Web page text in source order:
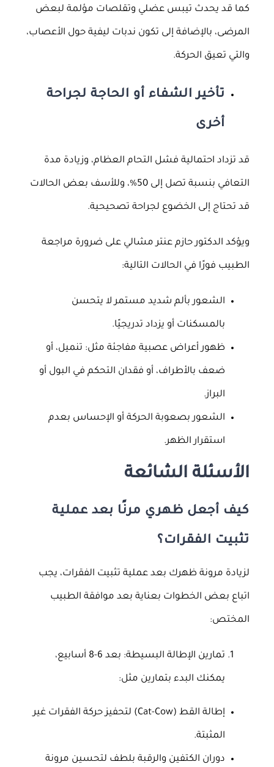
كما قد يحدث تيبس عضلي وتقلصات مؤلمة لبعض
المرضى، بالإضافة إلى تكون ندبات ليفية حول الأعصاب،
والتي تعيق الحركة.
تأخير الشفاء أو الحاجة لجراحة
أخرى
قد تزداد احتمالية فشل التحام العظام، وزيادة مدة
التعافي بنسبة تصل إلى 50%، وللأسف بعض الحالات
قد تحتاج إلى الخضوع لجراحة تصحيحية.
ويؤكد الدكتور حازم عنتر مشالي على ضرورة مراجعة
الطبيب فورًا في الحالات التالية:
الشعور بألم شديد مستمر لا يتحسن
بالمسكنات أو يزداد تدريجيًا.
ظهور أعراض عصبية مفاجئة مثل: تنميل، أو
ضعف بالأطراف، أو فقدان التحكم في البول أو
البراز.
الشعور بصعوبة الحركة أو الإحساس بعدم
استقرار الظهر.
الأسئلة الشائعة
كيف أجعل ظهري مرنًا بعد عملية
تثبيت الفقرات؟
لزيادة مرونة ظهرك بعد عملية تثبيت الفقرات، يجب
اتباع بعض الخطوات بعناية بعد موافقة الطبيب
المختص:
تمارين الإطالة البسيطة: بعد 6-8 أسابيع،
يمكنك البدء بتمارين مثل:
إطالة القط (Cat-Cow) لتحفيز حركة الفقرات غير
المثبتة.
دوران الكتفين والرقبة بلطف لتحسين مرونة